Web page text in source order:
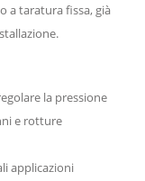
a taratura fissa, già
la pressione
e rotture
applicazioni